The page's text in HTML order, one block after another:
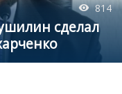
814
сделал